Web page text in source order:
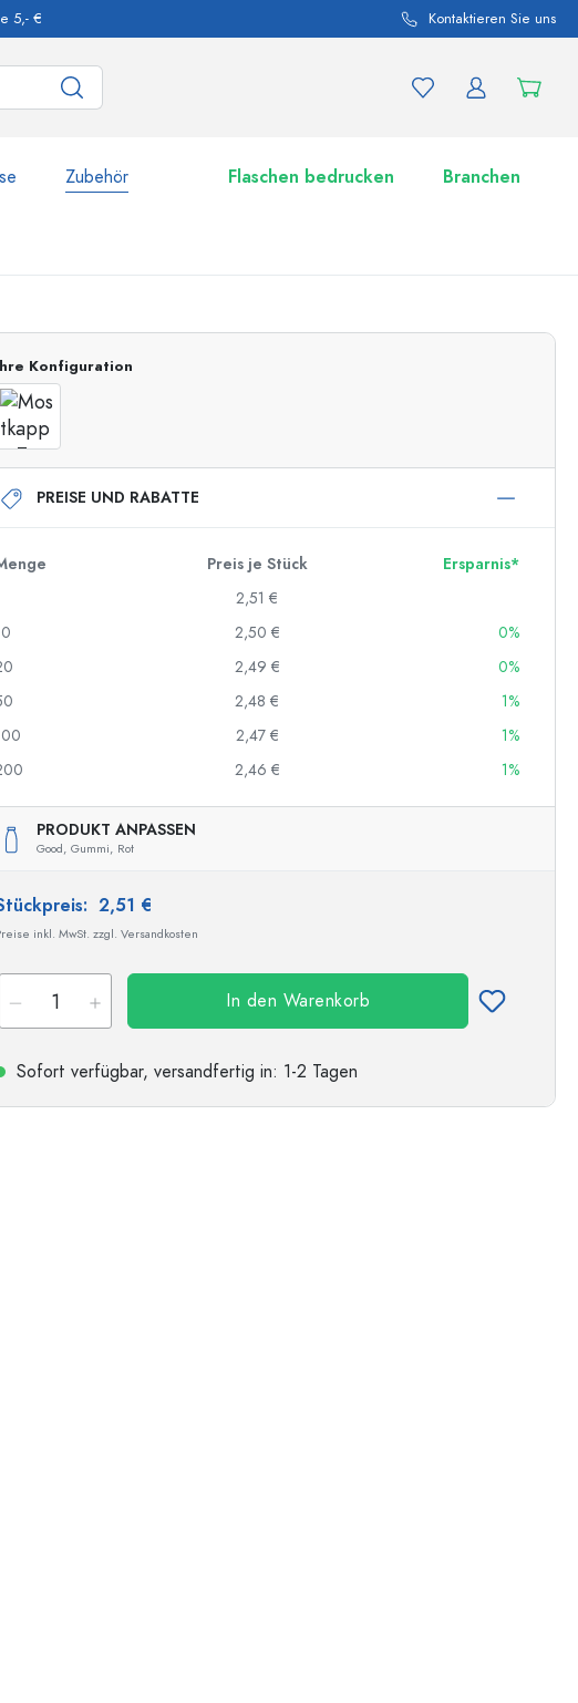
5,- € Kontaktieren Sie uns
Zubehör Flaschen bedrucken Branchen
Flaschen
Zu den Gläsern
Konfiguration
PREISE UND RABATTE
Preis je Stück
Ersparnis*
2,51 €
2,50 €
0%
2,49 €
0%
2,48 €
1%
2,47 €
1%
2,46 € 1%
PRODUKT ANPASSEN
Good, Gummi, Rot
2,51 €
inkl. MwSt. zzgl. Versandkosten
In den Warenkorb
Sofort verfügbar, versandfertig in: 1-2 Tagen